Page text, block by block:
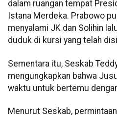
dalam ruangan tempat
Istana Merdeka. Prabowo
menyalami JK dan Solihin
duduk di kursi yang telah
Sementara itu, Seskab
mengungkapkan bahwa
waktu untuk bertemu
Menurut Seskab,